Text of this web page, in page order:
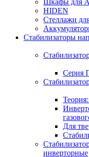
Шкафы для
HIDEN
Стеллажи
Стабилизаторы
Серия
Для
инверторные